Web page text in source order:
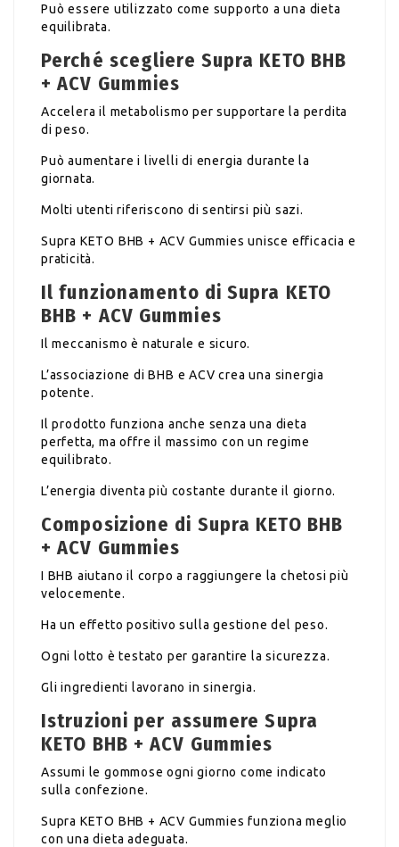
Può essere utilizzato come supporto a una dieta
equilibrata.
Perché scegliere Supra KETO BHB
+ ACV Gummies
Accelera il metabolismo per supportare la perdita
di peso.
Può aumentare i livelli di energia durante la
giornata.
Molti utenti riferiscono di sentirsi più sazi.
Supra KETO BHB + ACV Gummies unisce efficacia e
praticità.
Il funzionamento di Supra KETO
BHB + ACV Gummies
Il meccanismo è naturale e sicuro.
L’associazione di BHB e ACV crea una sinergia
potente.
Il prodotto funziona anche senza una dieta
perfetta, ma offre il massimo con un regime
equilibrato.
L’energia diventa più costante durante il giorno.
Composizione di Supra KETO BHB
+ ACV Gummies
I BHB aiutano il corpo a raggiungere la chetosi più
velocemente.
Ha un effetto positivo sulla gestione del peso.
Ogni lotto è testato per garantire la sicurezza.
Gli ingredienti lavorano in sinergia.
Istruzioni per assumere Supra
KETO BHB + ACV Gummies
Assumi le gommose ogni giorno come indicato
sulla confezione.
Supra KETO BHB + ACV Gummies funziona meglio
con una dieta adeguata.